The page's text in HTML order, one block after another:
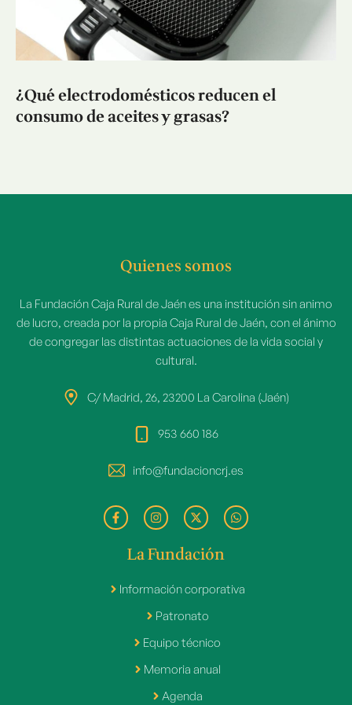
¿Qué electrodomésticos reducen el
consumo de aceites y grasas?
Quienes somos
La Fundación Caja Rural de Jaén es una institución sin animo
de lucro, creada por la propia Caja Rural de Jaén, con el ánimo
de congregar las distintas actuaciones de la vida social y
cultural.
C/ Madrid, 26, 23200 La Carolina (Jaén)
953 660 186
info@fundacioncrj.es
La Fundación
Información corporativa
Patronato
Equipo técnico
Memoria anual
Agenda